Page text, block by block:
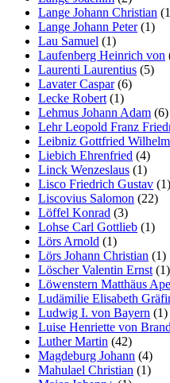
Lange Johann Christian
Lange Johann Peter(1)
Lau Samuel (1)
Laufenberg Heinrich von
Laurenti Laurentius (5)
Lavater Caspar(6)
Lecke Robert (1)
Lehmus Johann Adam (6)
Lehr Leopold Franz
Leibniz Gottfried Wilhelm
Liebich Ehrenfried (4)
Linck Wenzeslaus (1)
Lisco Friedrich Gustav (1)
Liscovius Salomon (22)
Löffel Konrad (3)
Lohse Carl Gottlieb (1)
Lörs Arnold (1)
Lörs Johann Christian (1)
Löscher Valentin Ernst (1)
Löwenstern Matthäus
Ludämilie Elisabeth
Ludwig I. von Bayern (1)
Luise Henriette von
Luther Martin (42)
Magdeburg Johann (4)
Mahulael Christian (1)